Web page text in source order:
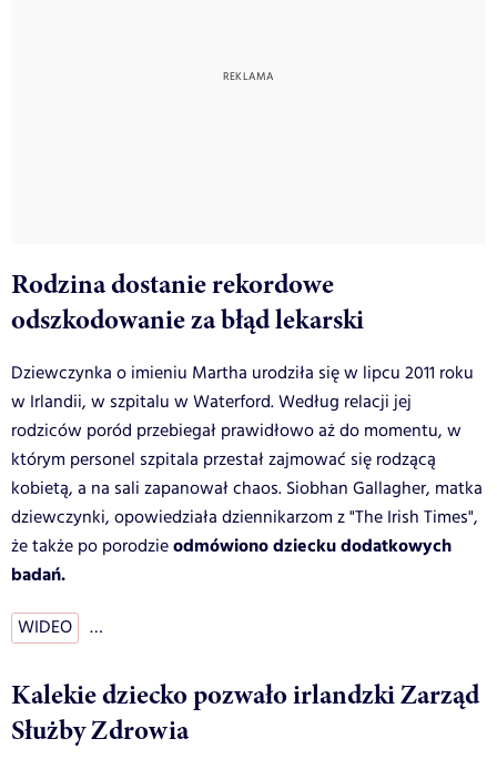
Rodzina dostanie rekordowe
odszkodowanie za błąd lekarski
Dziewczynka o imieniu Martha urodziła się w lipcu 2011 roku
w Irlandii, w szpitalu w Waterford. Według relacji jej
rodziców poród przebiegał prawidłowo aż do momentu, w
którym personel szpitala przestał zajmować się rodzącą
kobietą, a na sali zapanował chaos. Siobhan Gallagher, matka
dziewczynki, opowiedziała dziennikarzom z "The Irish Times",
że także po porodzieodmówiono dziecku dodatkowych
badań.
WIDEO …
Kalekie dziecko pozwało irlandzki Zarząd
Służby Zdrowia